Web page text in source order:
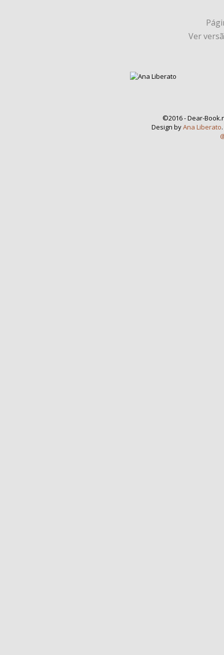
Ver
©2016 - Dear-
Design byAna Liberato